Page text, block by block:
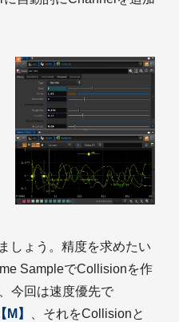
しょう。精度を求めたい
SampleでCollisionを作
今回は速度優先で
【M】
、それをCollisionと